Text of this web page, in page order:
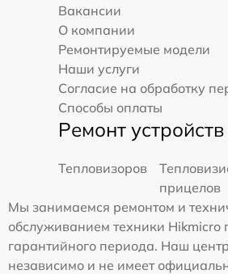
Вакансии
О компании
Ремонтируемые модели
Наши услуги
Согласие на обработку
Способы оплаты
Ремонт устройств
Тепловизоров
прицелов
Мы занимаемся ремонтом и
обслуживанием техники Hikmicro
гарантийного периода. Наш
независимо и не имеет